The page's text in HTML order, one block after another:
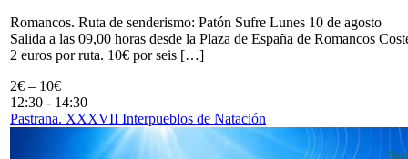
Romancos. Ruta de senderismo: Patón Sufre Lunes 10 de agosto
Salida a las 09,00 horas desde la Plaza de España de Romancos
2 euros por ruta. 10€ por seis […]
2€ – 10€
12:30 - 14:30
Pastrana. XXXVII Interpueblos de Natación